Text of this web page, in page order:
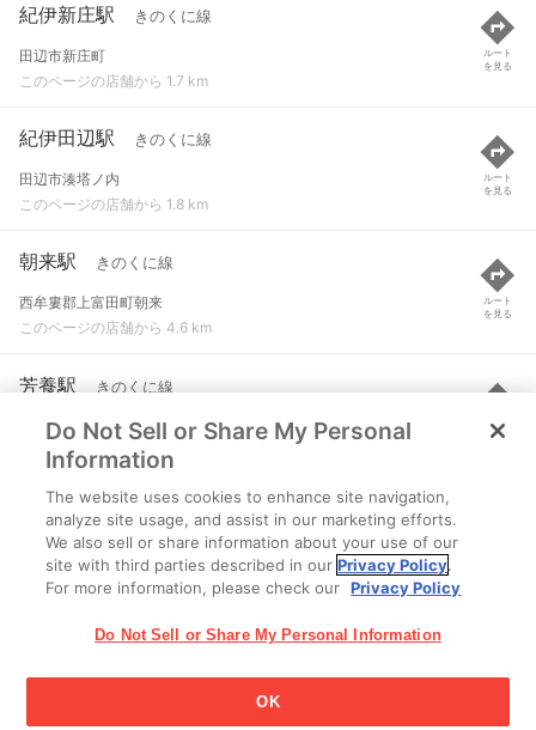
紀伊新庄駅 きのくに線
田辺市新庄町
このページの店舗から 1.7 km
ルート
を見る
紀伊田辺駅 きのくに線
田辺市湊塔ノ内
このページの店舗から 1.8 km
ルート
を見る
朝来駅 きのくに線
西牟婁郡上富田町朝来
このページの店舗から 4.6 km
ルート
を見る
芳養駅 きのくに線
田辺市芳養町
このページの店舗から 4.6 km
ルート
を見る
白浜駅 きのくに線
西牟婁郡白浜町堅田
このページの店舗から 6.8 km
江崎グリコ株式会社 Copyright © 2025 Ezaki Glico Co., Ltd.
Do Not Sell or Share My Personal
Information
The website uses cookies to enhance site navigation,
analyze site usage, and assist in our marketing efforts.
We also sell or share information about your use of our
site with third parties described in ourPrivacy Policy.
For more information, please check our Privacy Policy
Do Not Sell or Share My Personal Information
OK